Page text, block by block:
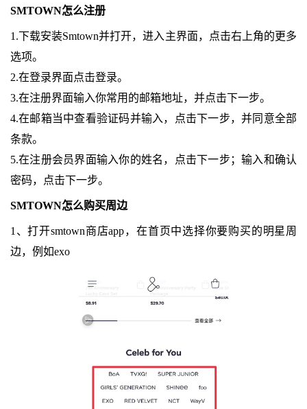
SMTOWN怎么注册
1.下载安装Smtown并打开，进入主界面，点击右上角的更多
选项。
2.在登录界面点击登录。
3.在注册界面输入你常用的邮箱地址，并点击下一步。
4.在邮箱当中查看验证码并输入，点击下一步，并同意全部
条款。
5.在注册会员界面输入你的姓名，点击下一步；输入和确认
密码，点击下一步。
SMTOWN怎么购买周边
1、打开smtown商店app，在首页中选择你要购买的明星周
边，例如exo